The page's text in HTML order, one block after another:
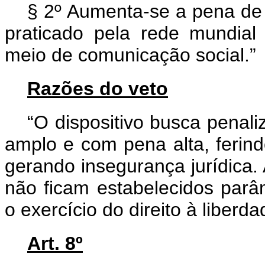
§ 2º Aumenta-se a pena
praticado pela rede
meio de comunicação social.”
Razões do veto
“O dispositivo busca
amplo e com pena alta,
gerando insegurança
não ficam estabelecidos
o exercício do direito à
Art. 8º